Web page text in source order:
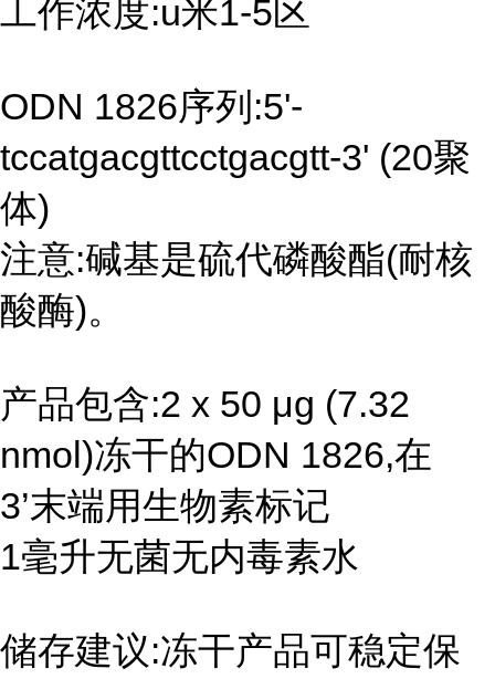
工作浓度:u米1-5区
ODN 1826序列:5'-
tccatgacgttcctgacgtt-3' (20聚
体)
注意:碱基是硫代磷酸酯(耐核
酸酶)。
产品包含:2 x 50 μg (7.32
nmol)冻干的ODN 1826,在
3’末端用生物素标记
1毫升无菌无内毒素水
储存建议:冻干产品可稳定保